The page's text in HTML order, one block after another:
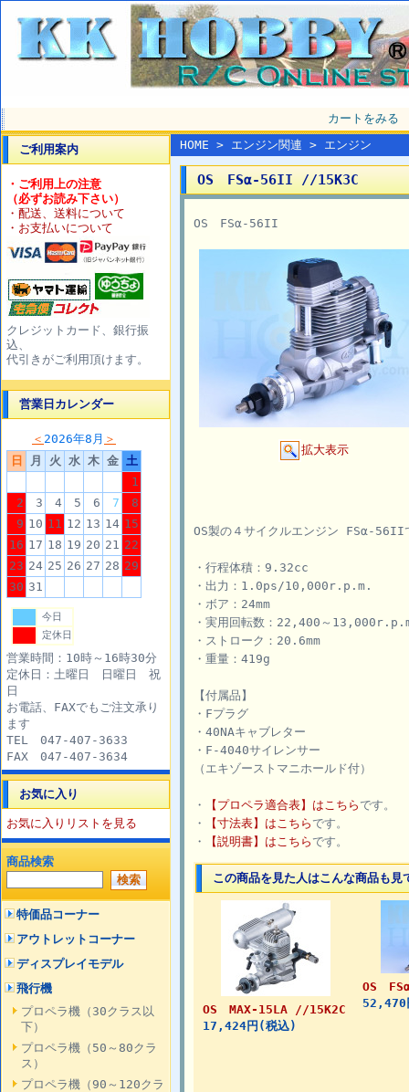
カートをみる
ご利用案内
・ご利用上の注意
（必ずお読み下さい）
・配送、送料について
・お支払いについて
クレジットカード、銀行振
込、
代引きがご利用頂けます。
営業日カレンダー
＜ 2026年8月 ＞
日
月 火 水 木 金 土
1
2
3 4 5 6 7
8
9 10 11 12 13 14 15
16 17 18 19 20 21 22
23 24 25 26 27 28 29
30 31
今日
定休日
営業時間：10時～16時30分
定休日：土曜日 日曜日 祝
日
お電話、FAXでもご注文承り
ます
TEL 047-407-3633
FAX 047-407-3634
お気に入り
お気に入りリストを見る
商品検索
特価品コーナー
アウトレットコーナー
ディスプレイモデル
飛行機
プロペラ機（30クラス以
下）
プロペラ機（50～80クラ
ス）
プロペラ機（90～120クラ
HOME > エンジン関連 > エンジン
OS FSα-56II //15K3C
OS FSα-56II
拡大表示
OS製の４サイクルエンジン FSα-56II
・行程体積：9.32cc
・出力：1.0ps/10,000r.p.m.
・ボア：24mm
・実用回転数：22,400～
・ストローク：20.6mm
・重量：419g
【付属品】
・Fプラグ
・40NAキャブレター
・F-4040サイレンサー
（エキゾーストマニホールド付）
・ 【プロペラ適合表】はこちら です。
・
【寸法表】はこちら です。
・
【説明書】はこちら です。
この商品を見た人はこんな商品も見
OS MAX-15LA //15K2C
17,424円(税込)
OS
52,470